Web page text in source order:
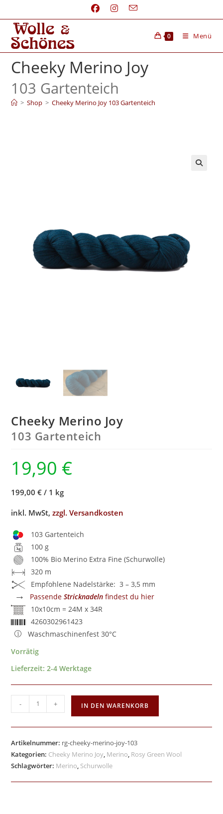
0 Menü
Cheeky Merino Joy
103 Gartenteich
> Shop > Cheeky Merino Joy 103 Gartenteich
Cheeky Merino Joy
103 Gartenteich
19,90 €
199,00 € / 1 kg
inkl. MwSt,zzgl. Versandkosten
103 Gartenteich
100 g
100% Bio Merino Extra Fine (Schurwolle)
320 m
Empfohlene Nadelstärke: 3 – 3,5 mm
→ PassendeStricknadeln findest du hier
10x10cm = 24M x 34R
4260302961423
Waschmaschinenfest 30°C
Vorrätig
Lieferzeit:2-4 Werktage
- + IN DEN WARENKORB
Artikelnummer: rg-cheeky-merino-joy-103
Kategorien: Cheeky Merino Joy, Merino, Rosy Green Wool
Schlagwörter: Merino, Schurwolle